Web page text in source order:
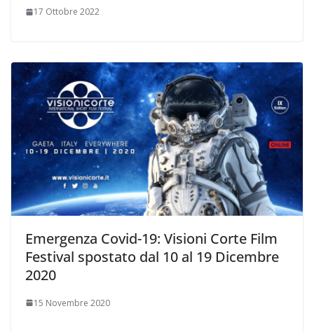
17 Ottobre 2022
Emergenza Covid-19: Visioni Corte Film
Festival spostato dal 10 al 19 Dicembre
2020
15 Novembre 2020